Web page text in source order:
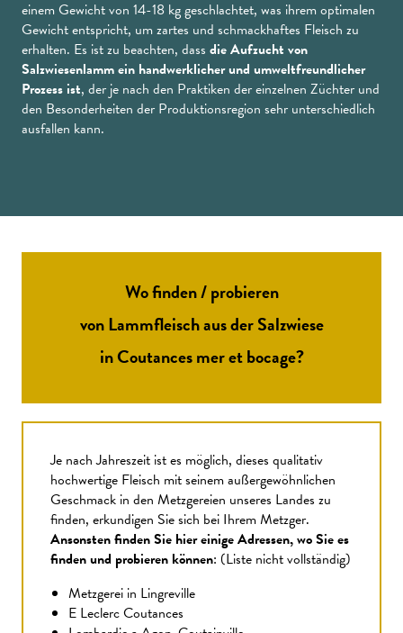
einem Gewicht von 14-18 kg geschlachtet, was ihrem optimalen
Gewicht entspricht, um zartes und schmackhaftes Fleisch zu
erhalten. Es ist zu beachten, dass die Aufzucht von
Salzwiesenlamm ein handwerklicher und umweltfreundlicher
Prozess ist, der je nach den Praktiken der einzelnen Züchter und
den Besonderheiten der Produktionsregion sehr unterschiedlich
ausfallen kann.
Wo finden / probieren
von Lammfleisch aus der Salzwiese
in Coutances mer et bocage?
Je nach Jahreszeit ist es möglich, dieses qualitativ
hochwertige Fleisch mit seinem außergewöhnlichen
Geschmack in den Metzgereien unseres Landes zu
finden, erkundigen Sie sich bei Ihrem Metzger.
Ansonsten finden Sie hier einige Adressen, wo Sie es
finden und probieren können: (Liste nicht vollständig)
Metzgerei in Lingreville
E Leclerc Coutances